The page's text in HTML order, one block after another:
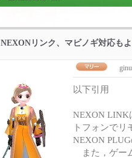
NEXONリンク、マビノギ対応も
以下引用
NEXON LINK
トフォンで
NEXON
また，ゲー